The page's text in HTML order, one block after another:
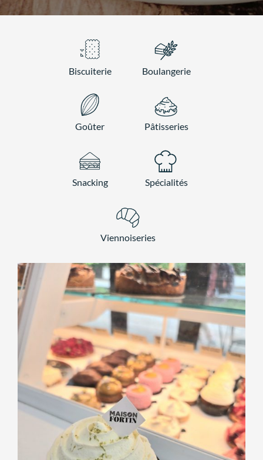
Biscuiterie Boulangerie
Goûter Pâtisseries
Snacking Spécialités
Viennoiseries
PÂTISSERIES
Baba au Rhum